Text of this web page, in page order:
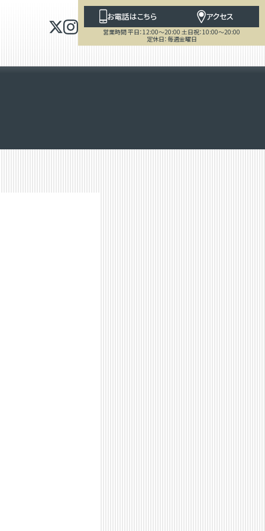
お電話はこちら アクセス
営業時間 平日：12:00～20:00 土日祝：10:00～20:00
定休日：毎週金曜日